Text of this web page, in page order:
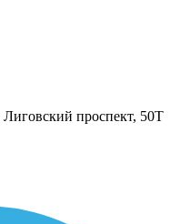
Лиговский проспект, 50Т